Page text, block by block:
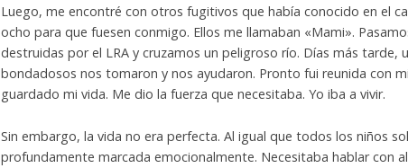
Luego, me encontré con otros fugitivos que había conocido en el
ocho para que fuesen conmigo. Ellos me llamaban «Mami».
destruidas por el LRA y cruzamos un peligroso río. Días más tarde,
bondadosos nos tomaron y nos ayudaron. Pronto fui reunida con
guardado mi vida. Me dio la fuerza que necesitaba. Yo iba a vivir.
Sin embargo, la vida no era perfecta. Al igual que todos los niños
profundamente marcada emocionalmente. Necesitaba hablar con